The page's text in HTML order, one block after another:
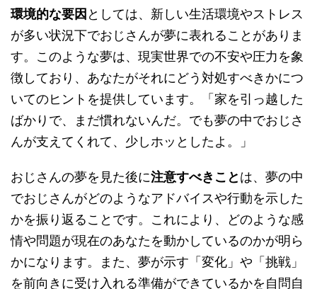
環境的な要因 としては、新しい生活環境やストレス
が多い状況下でおじさんが夢に表れることがありま
す。このような夢は、現実世界での不安や圧力を象
徴しており、あなたがそれにどう対処すべきかにつ
いてのヒントを提供しています。「家を引っ越した
ばかりで、まだ慣れないんだ。でも夢の中でおじさ
んが支えてくれて、少しホッとしたよ。」
おじさんの夢を見た後に注意すべきことは、夢の中
でおじさんがどのようなアドバイスや行動を示した
かを振り返ることです。これにより、どのような感
情や問題が現在のあなたを動かしているのかが明ら
かになります。また、夢が示す「変化」や「挑戦」
を前向きに受け入れる準備ができているかを自問自